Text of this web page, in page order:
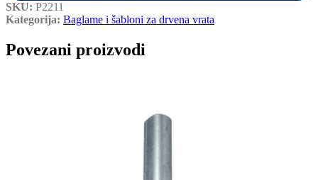
SKU: P2211
Kategorija: Baglame i šabloni za drvena vrata
Povezani proizvodi